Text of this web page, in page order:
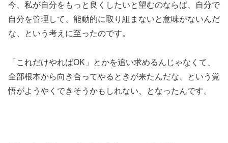
今、私が自分をもっと良くしたいと望むのならば、自分で
自分を管理して、能動的に取り組まないと意味がないんだ
な、という考えに至ったのです。
「これだけやればOK」とかを追い求めるんじゃなくて、
全部根本から向き合ってやるときが来たんだな、という覚
悟がようやくできそうかもしれない、となったんです。